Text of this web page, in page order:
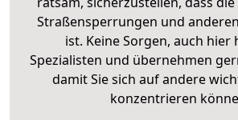
Straßensperrungen und
ist. Keine Sorgen, auch hier
Spezialisten und übernehmen
damit Sie sich auf andere
konzentrieren